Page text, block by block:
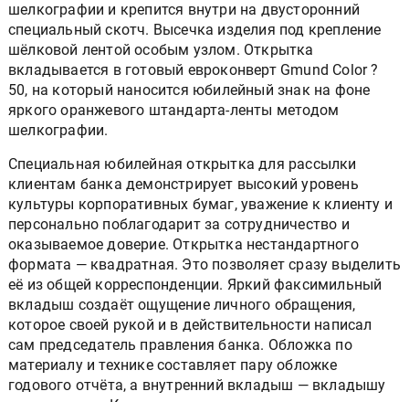
шелкографии и крепится внутри на двусторонний
специальный скотч. Высечка изделия под крепление
шёлковой лентой особым узлом. Открытка
вкладывается в готовый евроконверт Gmund Color ?
50, на который наносится юбилейный знак на фоне
яркого оранжевого штандарта-ленты методом
шелкографии.
Специальная юбилейная открытка для рассылки
клиентам банка демонстрирует высокий уровень
культуры корпоративных бумаг, уважение к клиенту и
персонально поблагодарит за сотрудничество и
оказываемое доверие. Открытка нестандартного
формата — квадратная. Это позволяет сразу выделить
её из общей корреспонденции. Яркий факсимильный
вкладыш создаёт ощущение личного обращения,
которое своей рукой и в действительности написал
сам председатель правления банка. Обложка по
материалу и технике составляет пару обложке
годового отчёта, а внутренний вкладыш — вкладышу